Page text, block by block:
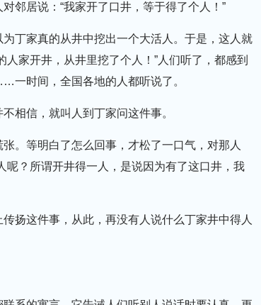
邻居说：“我家开了口井，等于得了个人！”
丁家真的从井中挖出一个大活人。于是，这人就
家开井，从井里挖了个人！”人们听了，都感到
一时间，全国各地的人都听说了。
相信，就叫人到丁家问这件事。
。等明白了怎么回事，才松了一口气，对那人
呢？所谓开井得一人，是说因为有了这口井，我
扬这件事，从此，再没有人说什么丁家井中得人